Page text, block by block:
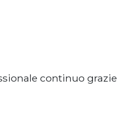
continuo grazie